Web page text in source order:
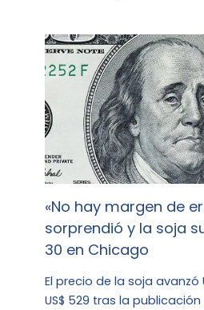
«No hay margen de
sorprendió y la soja
30 en Chicago
El precio de la soja avanzó
US$ 529 tras la